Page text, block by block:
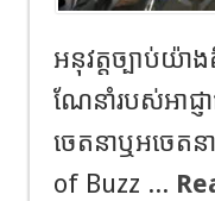
អនុវត្តច្បាប់យ៉ា
ណែនាំរបស់អាជ្
ចេតនាឬអចេតន
of Buzz ...